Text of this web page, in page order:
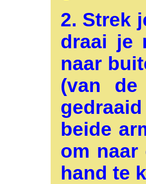
2. Strek
draai je
naar
(van
beide
om naar
hand te